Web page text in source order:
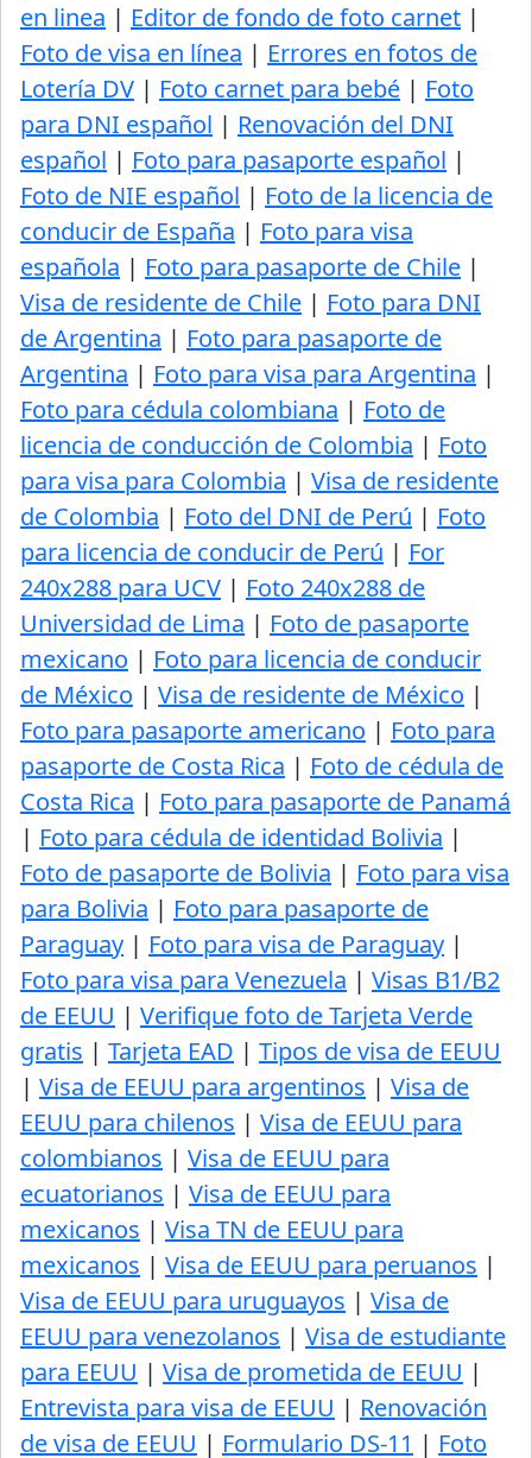
en linea | Editor de fondo de foto carnet |
Foto de visa en línea | Errores en fotos de
Lotería DV | Foto carnet para bebé | Foto
para DNI español | Renovación del DNI
español | Foto para pasaporte español |
Foto de NIE español | Foto de la licencia de
conducir de España | Foto para visa
española | Foto para pasaporte de Chile |
Visa de residente de Chile | Foto para DNI
de Argentina | Foto para pasaporte de
Argentina | Foto para visa para Argentina |
Foto para cédula colombiana | Foto de
licencia de conducción de Colombia | Foto
para visa para Colombia | Visa de residente
de Colombia | Foto del DNI de Perú | Foto
para licencia de conducir de Perú | For
240x288 para UCV | Foto 240x288 de
Universidad de Lima | Foto de pasaporte
mexicano | Foto para licencia de conducir
de México | Visa de residente de México |
Foto para pasaporte americano | Foto para
pasaporte de Costa Rica | Foto de cédula de
Costa Rica | Foto para pasaporte de Panamá
| Foto para cédula de identidad Bolivia |
Foto de pasaporte de Bolivia | Foto para visa
para Bolivia | Foto para pasaporte de
Paraguay | Foto para visa de Paraguay |
Foto para visa para Venezuela | Visas B1/B2
de EEUU | Verifique foto de Tarjeta Verde
gratis | Tarjeta EAD | Tipos de visa de EEUU
| Visa de EEUU para argentinos | Visa de
EEUU para chilenos | Visa de EEUU para
colombianos | Visa de EEUU para
ecuatorianos | Visa de EEUU para
mexicanos | Visa TN de EEUU para
mexicanos | Visa de EEUU para peruanos |
Visa de EEUU para uruguayos | Visa de
EEUU para venezolanos | Visa de estudiante
para EEUU | Visa de prometida de EEUU |
Entrevista para visa de EEUU | Renovación
de visa de EEUU | Formulario DS-11 | Foto